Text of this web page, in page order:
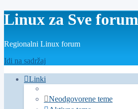
Linux za Sve forum
Regionalni Linux forum
Idi na sadržaj
Linki
Neodgovorene teme